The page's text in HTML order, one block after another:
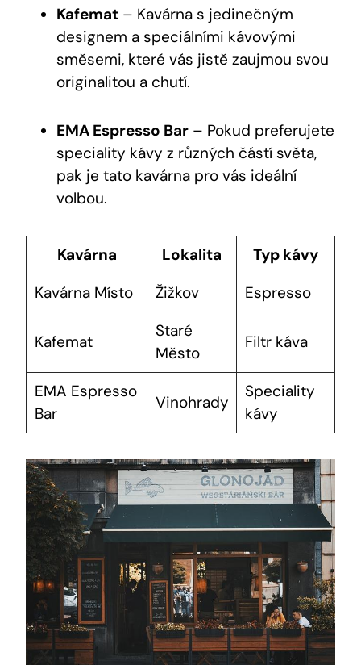
Kafemat – Kavárna s jedinečným
designem a speciálními kávovými
směsemi, které vás jistě zaujmou svou
originalitou a chutí.
EMA Espresso Bar – Pokud preferujete
speciality kávy z různých částí světa,
pak je tato kavárna pro vás ideální
volbou.
Kavárna Lokalita
Typ kávy
Kavárna Místo
Žižkov Espresso
Kafemat
Staré
Město
Filtr káva
EMA Espresso
Bar
Vinohrady
Speciality
kávy